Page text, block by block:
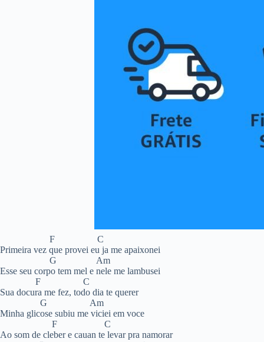
F C
Primeira vez que provei eu ja me apaixonei
G Am
Esse seu corpo tem mel e nele me lambusei
F C
Sua docura me fez, todo dia te querer
G Am
Minha glicose subiu me viciei em voce
F C
Ao som de cleber e cauan te levar pra namorar